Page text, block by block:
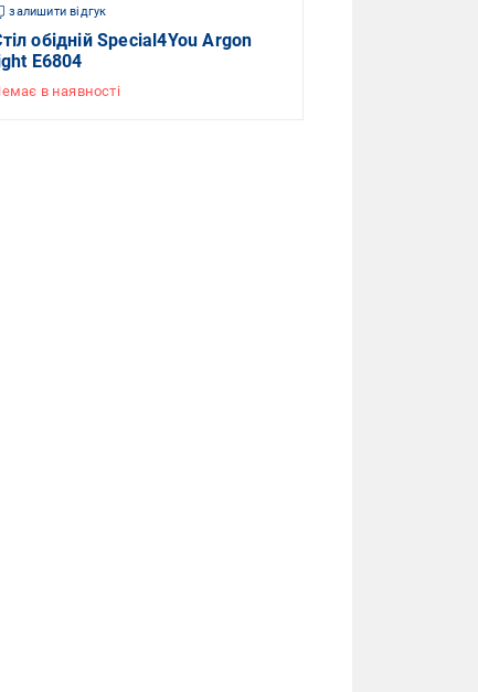
залишити відгук
обідній Special4You Argon
E6804
в наявності